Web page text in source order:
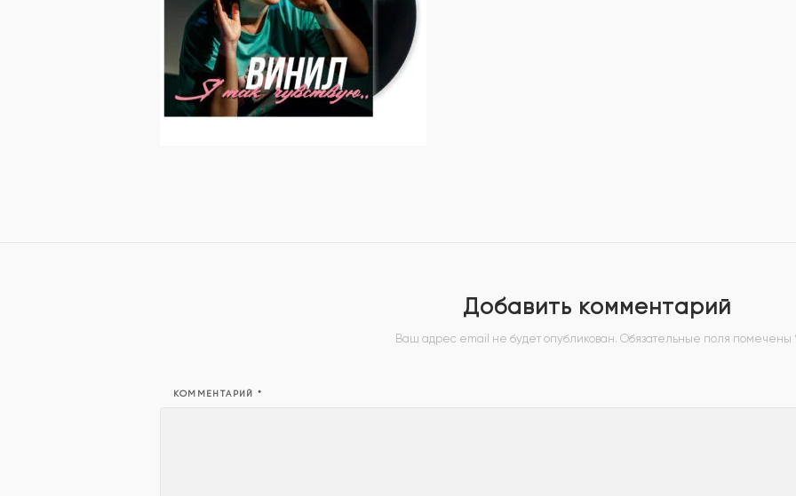
Добавить комментарий
Ваш адрес email не будет опубликован. Обязательные поля помечены
КОММЕНТАРИЙ*